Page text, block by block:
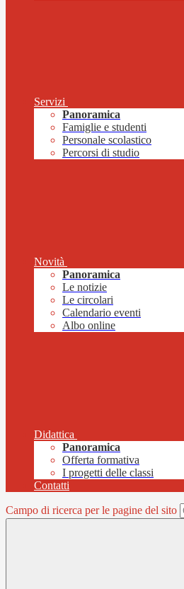
Servizi
Panoramica
Famiglie e studenti
Personale scolastico
Percorsi di studio
Novità
Panoramica
Le notizie
Le circolari
Calendario eventi
Albo online
Didattica
Panoramica
Offerta formativa
I progetti delle classi
Contatti
Campo di ricerca per le pagine del sito